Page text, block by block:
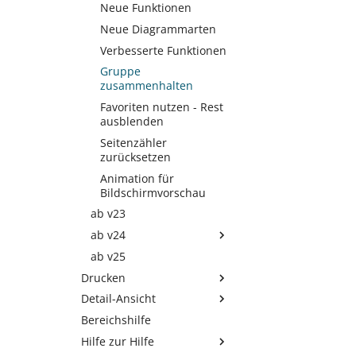
Eine Zahlung über das
Online-Banking tätigen
Manager
Neue Funktionen
Neue Diagrammarten
Verbesserte Funktionen
Gruppe
zusammenhalten
Favoriten nutzen - Rest
ausblenden
Seitenzähler
zurücksetzen
Animation für
Bildschirmvorschau
ab v23
ab v24
PDF/A-Formate
Länderflaggen
Suchen und Ersetzen
Frankierung über
Internetmarke
ab v25
Drucken
Bereichsauswahl und
Eigenschaften
Zusatzvariablen
Archiv-Layouts
Detail-Ansicht
Anordnung festlegen
Umsatz
Bereichshilfe
Hilfe zur Hilfe